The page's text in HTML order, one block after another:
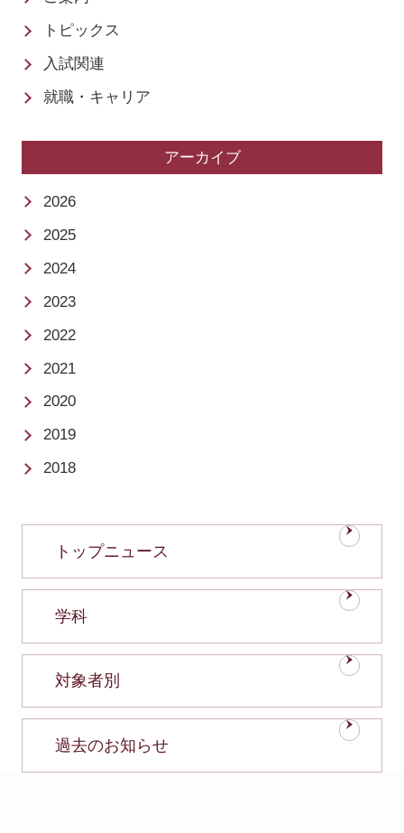
トピックス
入試関連
就職・キャリア
アーカイブ
2026
2025
2024
2023
2022
2021
2020
2019
2018
トップニュース
学科
対象者別
過去のお知らせ